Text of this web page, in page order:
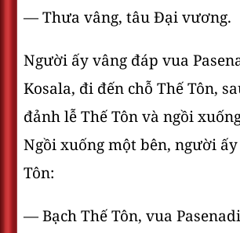
— Thưa vâng, tâu Ðại vương.
Người ấy vâng đáp vua
Kosala, đi đến chỗ Thế Tôn,
đảnh lễ Thế Tôn và ngồi
Ngồi xuống một bên, người
Tôn:
— Bạch Thế Tôn, vua